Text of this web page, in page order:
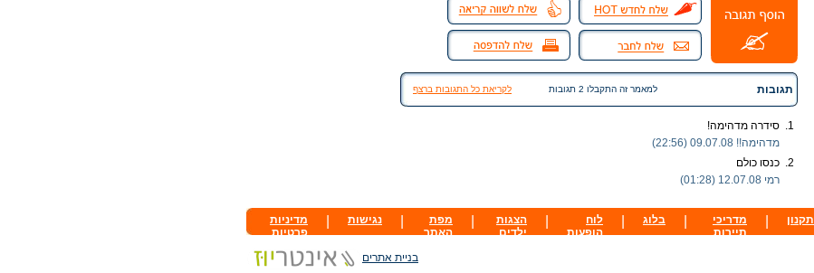
תגובות למאמר זה התקבלו 2 תגובות לקריאת כל התגובות ברצף
1.
סידרה מדהימה!
מדהימה!! 09.07.08 (22:56)
2.
כנסו כולם
רמי 12.07.08 (01:28)
תקנון
מדריכי
תיירות
בלוג
לוח
הופעות
הצגות
ילדים
מפת
האתר
נגישות
מדיניות
פרטיות
בניית אתרים